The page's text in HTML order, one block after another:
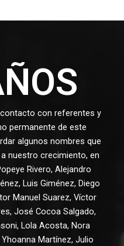
con referentes y
permanente de este
algunos nombres que
nuestro crecimiento, en
Rivero, Alejandro
Luis Giménez, Diego
Manuel Suarez, Víctor
José Cocoa Salgado,
Lola Acosta, Nora
Martínez, Julio